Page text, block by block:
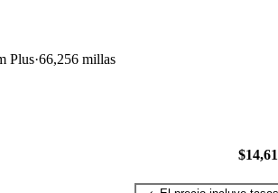
Plus 66,256 millas